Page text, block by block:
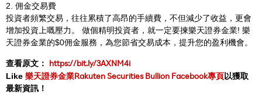
2. 佣金交易費
投資者頻繁交易，往往累積了高昂的手續費，不但減少了收益，更會
增加投資上嘅壓力。 做個精明投資者，就一定要揀樂天證券金業! 樂
天證券金業的$0佣金服務，為您節省交易成本，提升您的盈利機會。
查看原文： https://bit.ly/3AXNM4i
Like 樂天證券金業Rakuten Securities Bullion Facebook專頁以獲取
最新資訊！